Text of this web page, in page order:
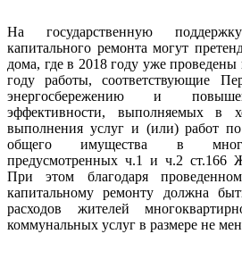
На государственную
капитального ремонта могут
дома, где в 2018 году уже
году работы, соответствующие
энергосбережению и
эффективности, выполняемых в
выполнения услуг и (или) работ
общего имущества в
предусмотренных ч.1 и ч.2 ст.166
При этом благодаря
капитальному ремонту должна
расходов жителей
коммунальных услуг в размере не